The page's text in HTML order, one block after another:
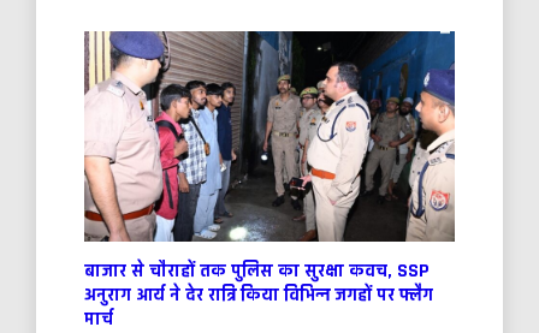
बाजार से चौराहों तक पुलिस का सुरक्षा कवच, SSP
अनुराग आर्य ने देर रात्रि किया विभिन्न जगहों पर फ्लैग
मार्च